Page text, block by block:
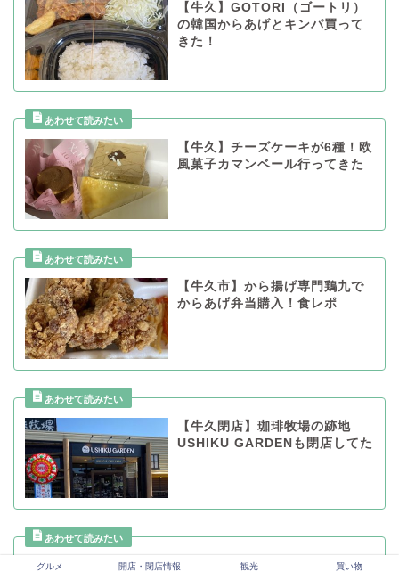
【牛久】GOTORI（ゴートリ）
の韓国からあげとキンパ買って
きた！
【牛久】チーズケーキが6種！欧
風菓子カマンベール行ってきた
【牛久市】から揚げ専門鶏九で
からあげ弁当購入！食レポ
【牛久閉店】珈琲牧場の跡地
USHIKU GARDENも閉店してた
【ひたち野うしく】KITCHEN
グルメ 開店・閉店情報 観光 買い物